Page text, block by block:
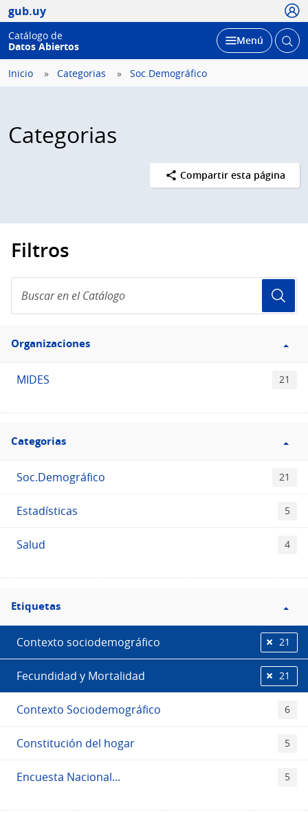
gub.uy
Catálogo de
Datos Abiertos
Desplegar
Menú Abrir
Inicio Categorias Soc.Demográfico
Categorias
Compartir esta página
Filtros
en
el
Filtro
Organizaciones
Organizaciones
MIDES 21
Filtro
Categorias
Categorias
Soc.Demográfico 21
Estadísticas 5
Salud 4
Filtro
Etiquetas
Etiquetas
Contexto sociodemográfico 21
Fecundidad y Mortalidad 21
Contexto Sociodemográfico 6
Constitución del hogar 5
Encuesta Nacional... 5